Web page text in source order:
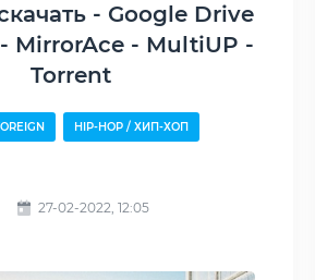
- Google Drive
MirrorAce - MultiUP -
Torrent
HIP-HOP / ХИП-ХОП
27-02-2022, 12:05